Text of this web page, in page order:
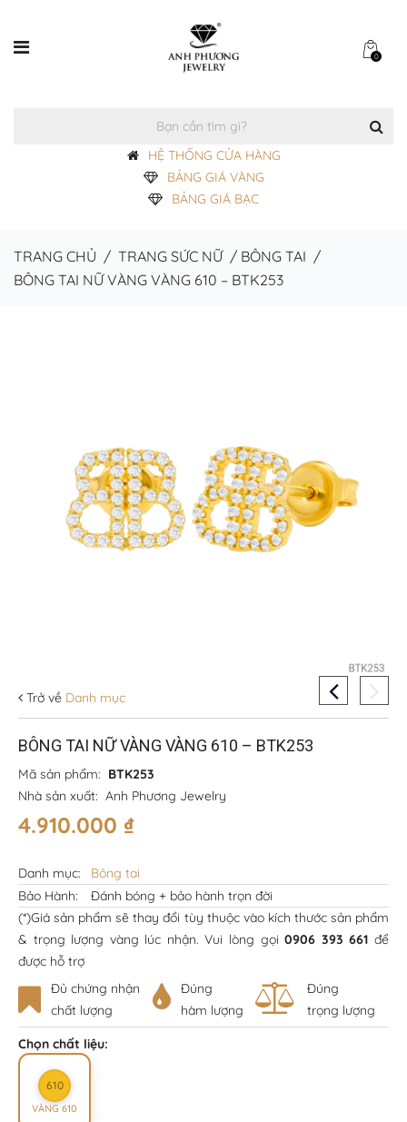
0
HỆ THỐNG CỬA HÀNG
BẢNG GIÁ VÀNG
BẢNG GIÁ BẠC
TRANG CHỦ / TRANG SỨC NỮ/ BÔNG TAI /
BÔNG TAI NỮ VÀNG VÀNG 610 – BTK253
Trở về Danh mục
BÔNG TAI NỮ VÀNG VÀNG 610 – BTK253
Mã sản phẩm: BTK253
Nhà sản xuất: Anh Phương Jewelry
4.910.000 ₫
Danh mục:
Bông tai
Bảo Hành:
Đánh bóng + bảo hành trọn đời
(*)Giá sản phẩm sẽ thay đổi tùy thuộc vào kích thước sản phẩm
& trọng lượng vàng lúc nhận. Vui lòng gọi0906 393 661 để
được hỗ trợ
Đủ chứng nhận
chất lượng
Đúng
hàm lượng
Đúng
trọng lượng
Chọn chất liệu:
610
VÀNG 610